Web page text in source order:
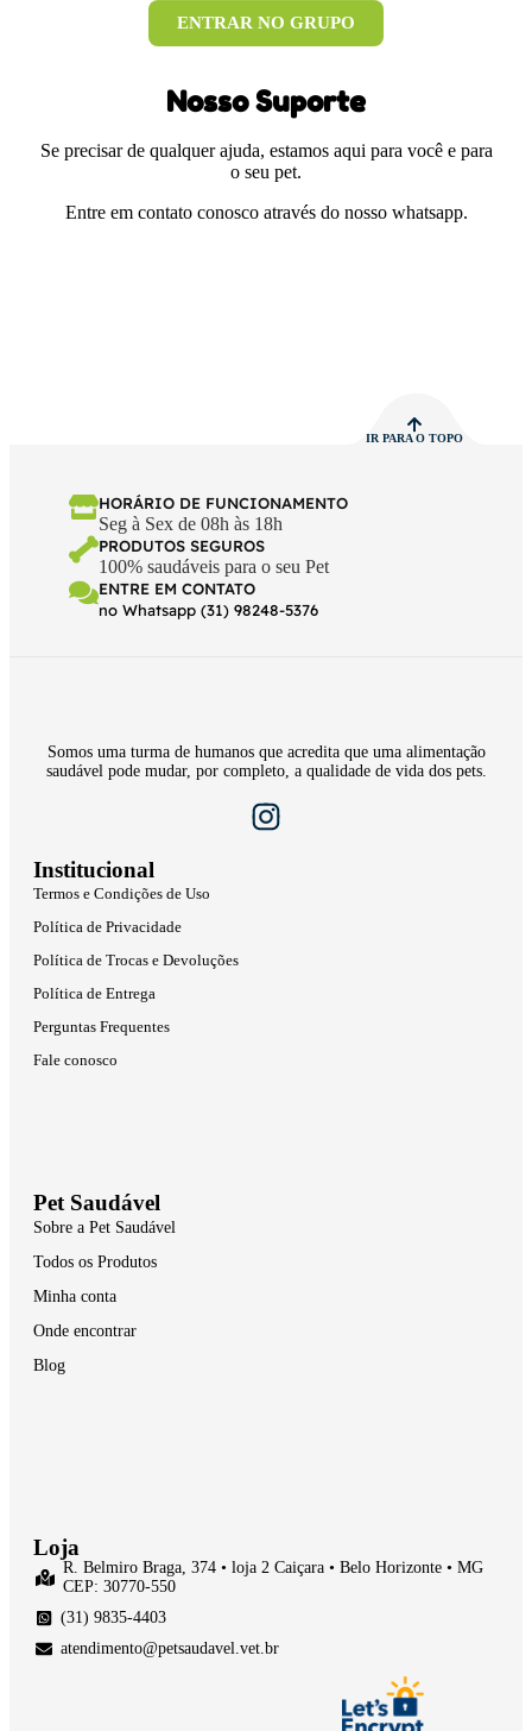
ENTRAR NO GRUPO
Nosso Suporte
Se precisar de qualquer ajuda, estamos aqui para você e para
o seu pet.
Entre em contato conosco através do nosso whatsapp.
IR PARA O TOPO
HORÁRIO DE FUNCIONAMENTO
Seg à Sex de 08h às 18h
PRODUTOS SEGUROS
100% saudáveis para o seu Pet
ENTRE EM CONTATO
no Whatsapp (31) 98248-5376
Somos uma turma de humanos que acredita que uma alimentação
saudável pode mudar, por completo, a qualidade de vida dos pets.
Institucional
Termos e Condições de Uso
Política de Privacidade
Política de Trocas e Devoluções
Política de Entrega
Perguntas Frequentes
Fale conosco
Pet Saudável
Sobre a Pet Saudável
Todos os Produtos
Minha conta
Onde encontrar
Blog
Loja
R. Belmiro Braga, 374 • loja 2 Caiçara • Belo Horizonte • MG
CEP: 30770-550
(31) 9835-4403
atendimento@petsaudavel.vet.br